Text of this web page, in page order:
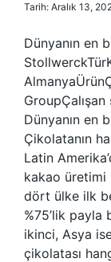
Tarih: Aralık 13,
Dünyanın en
GroupÇalışan
Dünyanın en
Çikolatanın
Latin
kakao üretimi
dört ülke ilk
%75’lik payla
ikinci, Asya
çikolatası